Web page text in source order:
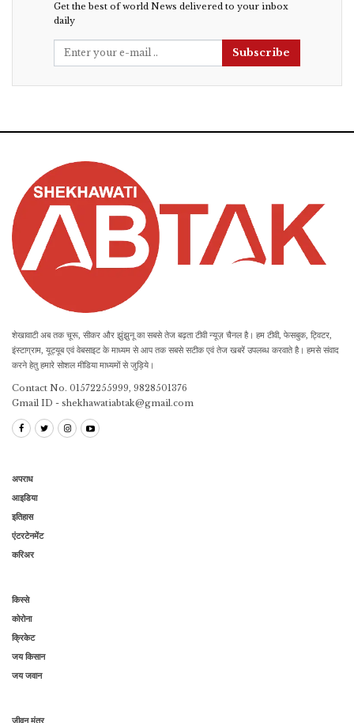
Get the best of world News delivered to your inbox
daily
Subscribe
शेखावाटी अब तक चूरू, सीकर और झुंझुनू का सबसे तेज बढ़ता टीवी न्यूज़ चैनल है। हम टीवी, फेसबुक, ट्विटर,
इंस्टाग्राम, यूट्यूब एवं वेबसाइट के माध्यम से आप तक सबसे सटीक एवं तेज खबरें उपलब्ध करवाते है। हमसे संवाद
करने हेतु हमारे सोशल मीडिया माध्यमों से जुड़िये।
Contact No. 01572255999, 9828501376
Gmail ID - shekhawatiabtak@gmail.com
अपराध
आइडिया
इतिहास
एंटरटेनमेंट
करिअर
किस्से
कोरोना
क्रिकेट
जय किसान
जय जवान